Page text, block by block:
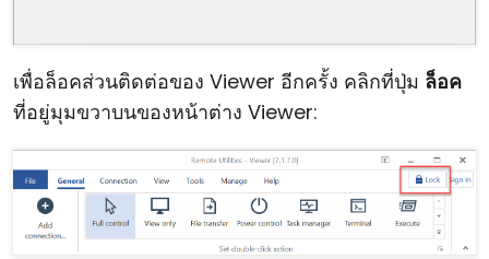
เพื่อล็อคส่วนติดต่อของ Viewer อีกครั้ง คลิกที่ปุ่ม ล็อค
ที่อยู่มุมขวาบนของหน้าต่าง Viewer: